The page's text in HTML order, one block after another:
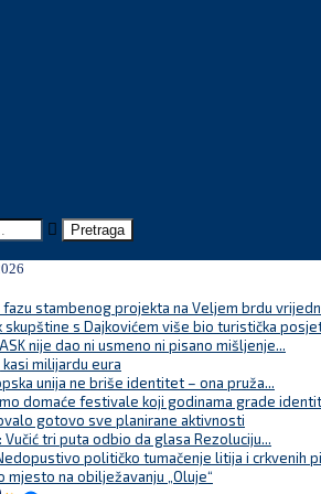
Pretraga
stambenog projekta na Veljem brdu
skupštine s Dajkovićem više bio turistička
nije dao ni usmeno ni pisano mišljenje...
milijardu eura
unija ne briše identitet – ona pruža...
domaće festivale koji godinama grade
gotovo sve planirane aktivnosti
tri puta odbio da glasa Rezoluciju...
političko tumačenje litija i crkvenih
mjesto na obilježavanju „Oluje“